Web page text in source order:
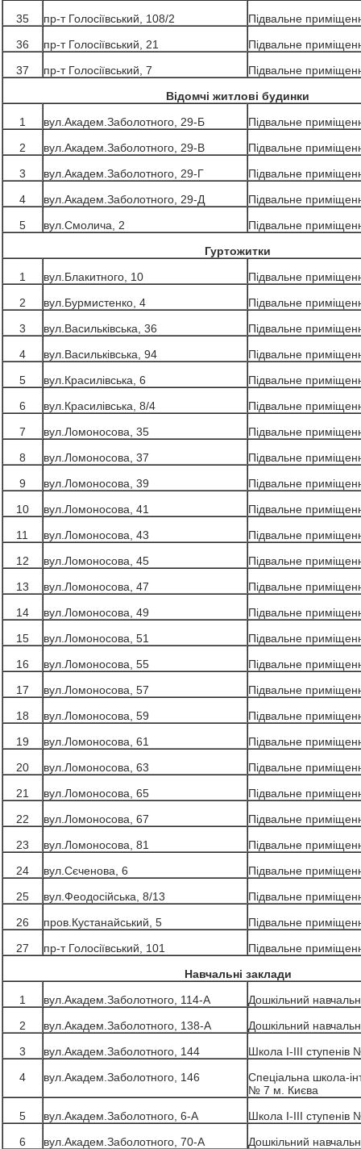
35 пр-т Голосіївський, 108/2
Підвальне
36
пр-т Голосіївський, 21
Підвальне
37
пр-т Голосіївський, 7
Підвальне
Відомчі житлові будинки
1
вул.Академ.Заболотного, 29-Б
Підвальне
2
вул.Академ.Заболотного, 29-В
Підвальне
3
вул.Академ.Заболотного, 29-Г
Підвальне
4
вул.Академ.Заболотного, 29-Д
Підвальне
5
вул.Смолича, 2
Підвальне
Гуртожитки
1
вул.Блакитного, 10
Підвальне
2
вул.Бурмистенко, 4
Підвальне
3
вул.Васильківська, 36
Підвальне
4
вул.Васильківська, 94
Підвальне
5
вул.Красилівська, 6
Підвальне
6
вул.Красилівська, 8/4
Підвальне
7
вул.Ломоносова, 35
Підвальне
8
вул.Ломоносова, 37
Підвальне
9
вул.Ломоносова, 39
Підвальне
10
вул.Ломоносова, 41
Підвальне
11
вул.Ломоносова, 43
Підвальне
12
вул.Ломоносова, 45
Підвальне
13
вул.Ломоносова, 47
Підвальне
14
вул.Ломоносова, 49
Підвальне
15
вул.Ломоносова, 51
Підвальне
16
вул.Ломоносова, 55
Підвальне
17
вул.Ломоносова, 57
Підвальне
18
вул.Ломоносова, 59
Підвальне
19
вул.Ломоносова, 61
Підвальне
20
вул.Ломоносова, 63
Підвальне
21
вул.Ломоносова, 65
Підвальне
22
вул.Ломоносова, 67
Підвальне
23
вул.Ломоносова, 81
Підвальне
24
вул.Сєченова, 6
Підвальне
25
вул.Феодосійська, 8/13
Підвальне
26
пров.Кустанайський, 5
Підвальне
27
пр-т Голосіївський, 101
Підвальне
Навчальні заклади
1
вул.Академ.Заболотного, 114-А
Дошкільний
2
вул.Академ.Заболотного, 138-А
Дошкільний
3
вул.Академ.Заболотного, 144
Школа І-ІІІ
4
вул.Академ.Заболотного, 146
Спеціальна школа-
№ 7 м. Києва
5
вул.Академ.Заболотного, 6-А
Школа І-ІІІ
6
вул.Академ.Заболотного, 70-А
Дошкільний